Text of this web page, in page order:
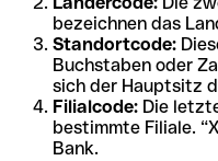
bezeichnen das
Standortcode:
Buchstaben oder
sich der Hauptsitz
Filialcode: Die
bestimmte Filiale.
Bank.